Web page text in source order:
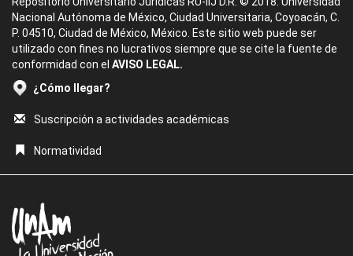
Nacional Autónoma de México, Ciudad Universitaria, Coyoacán, C.
P. 04510, Ciudad de México, México. Este sitio web puede ser
utilizado con fines no lucrativos siempre que se cite la fuente de
conformidad con el AVISO LEGAL.
¿Cómo llegar?
Suscripción a actividades académicas
Normatividad